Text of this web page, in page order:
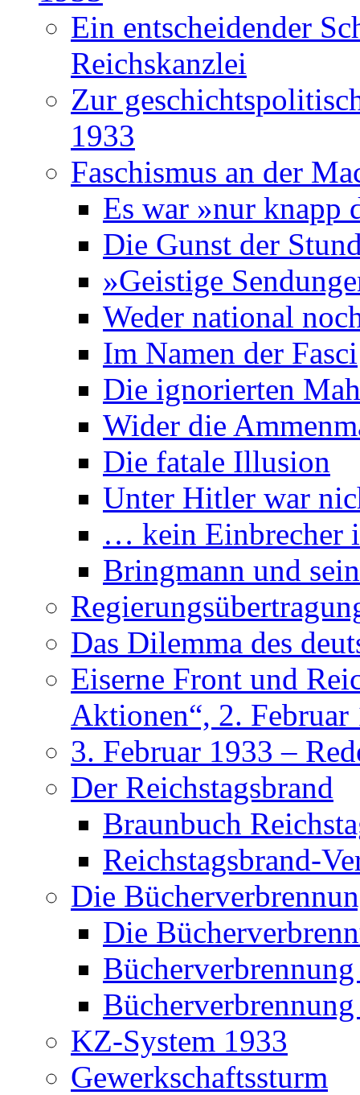
Ein entscheidender
Reichskanzlei
Zur
1933
Faschismus an der
Es war »nur
Die Gunst der
»Geistige
Weder national
Im Namen der Fasci
Die ignorierten
Wider die
Die fatale Illusion
Unter Hitler war
… kein Einbrecher
Bringmann und
Das Dilemma des
Eiserne Front und
Aktionen“, 2. Februar
3. Februar 1933 –
Der Reichstagsbrand
Braunbuch
Reichstagsbrand-
Die
Die
KZ-System 1933
Gewerkschaftssturm